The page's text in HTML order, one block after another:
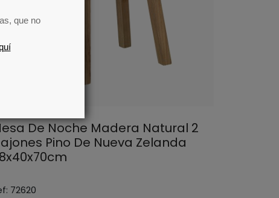
que no
De Noche Madera Natural 2
Pino De Nueva Zelanda
72620